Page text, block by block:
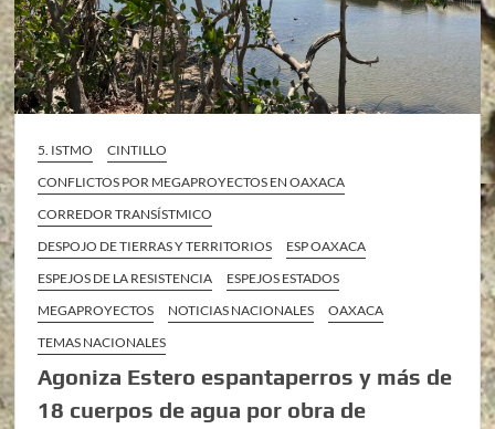
5. ISTMO
CINTILLO
CONFLICTOS POR MEGAPROYECTOS EN OAXACA
CORREDOR TRANSÍSTMICO
DESPOJO DE TIERRAS Y TERRITORIOS
ESP OAXACA
ESPEJOS DE LA RESISTENCIA
ESPEJOS ESTADOS
MEGAPROYECTOS
NOTICIAS NACIONALES
OAXACA
TEMAS NACIONALES
Agoniza Estero espantaperros y más de
18 cuerpos de agua por obra de